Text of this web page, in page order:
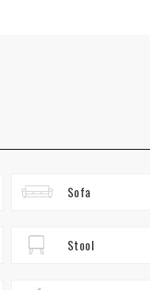
Sofa
Stool